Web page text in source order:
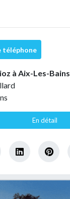
téléphone
à Aix-Les-Bains
En détail